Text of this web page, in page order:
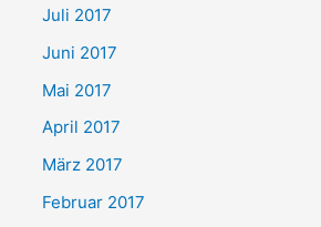
Juli 2017
Juni 2017
Mai 2017
April 2017
März 2017
Februar 2017